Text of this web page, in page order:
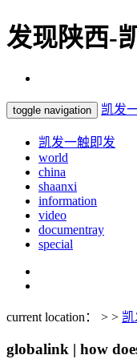
发现陕西-
toggle navigation 凯发
凯发一触即发
world
china
shaanxi
information
video
documentray
special
current location： > >
globalink | how